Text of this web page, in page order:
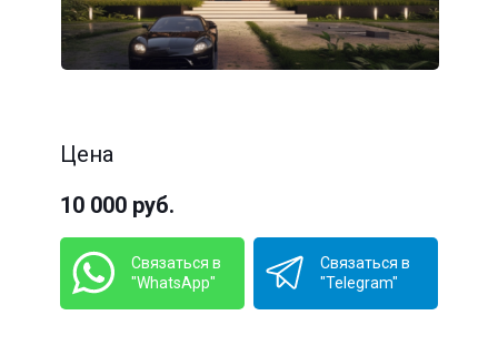
Цена
10 000 руб.
Связаться в
"WhatsApp"
Связаться в
"Telegram"